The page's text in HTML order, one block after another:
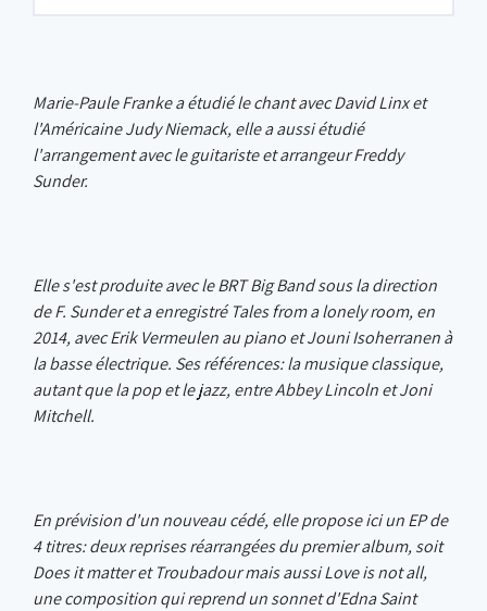
Marie-Paule Franke a étudié le chant avec David Linx et
l'Américaine Judy Niemack, elle a aussi étudié
l'arrangement avec le guitariste et arrangeur Freddy
Sunder.
Elle s'est produite avec le BRT Big Band sous la direction
de F. Sunder et a enregistré Tales from a lonely room, en
2014, avec Erik Vermeulen au piano et Jouni Isoherranen à
la basse électrique. Ses références: la musique classique,
autant que la pop et le jazz, entre Abbey Lincoln et Joni
Mitchell.
En prévision d'un nouveau cédé, elle propose ici un EP de
4 titres: deux reprises réarrangées du premier album, soit
Does it matter et Troubadour mais aussi Love is not all,
une composition qui reprend un sonnet d'Edna Saint